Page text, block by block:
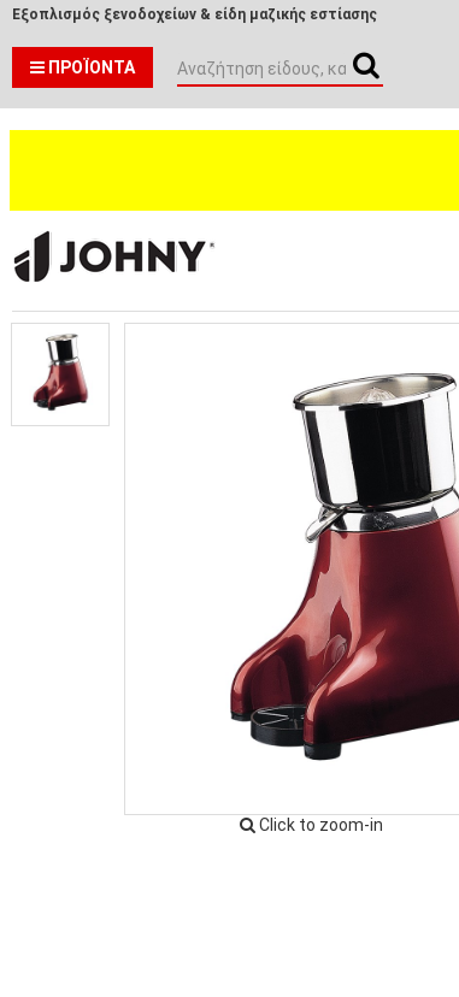
Εξοπλισμός ξενοδοχείων & είδη μαζικής εστίασης
ΠΡΟΪΌΝΤΑ
Click to zoom-in